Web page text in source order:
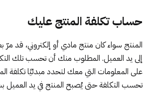
حساب تكلفة المنتج عليك
المنتج سواء كان منتج مادي أو إلكتروني، قد
إلى يد العميل. المطلوب منك أن تحسب تلك
على المعلومات التي معك لتحدد مبدئيًا تكلفة
تحسب التكلفة حتى يُصبح المنتج في يد العميل